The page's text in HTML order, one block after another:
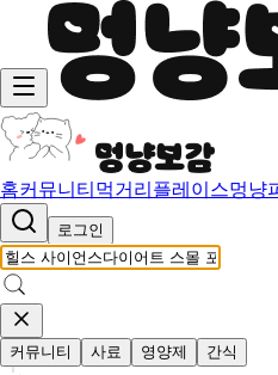
홈커뮤니티 먹거리 플레이스멍냥
로그인
커뮤니티 사료 영양제 간식